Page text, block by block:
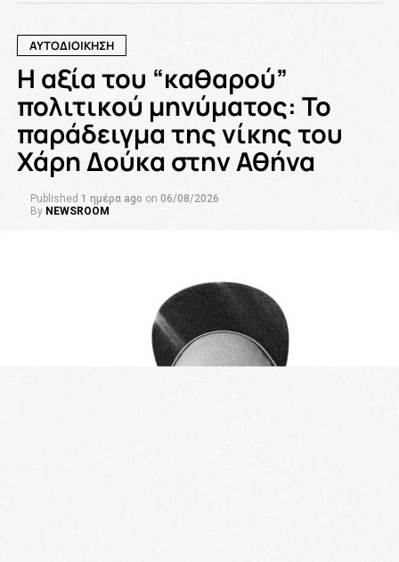
ΑΥΤΟΔΙΟΙΚΗΣΗ
Η αξία του “καθαρού”
πολιτικού μηνύματος: Το
παράδειγμα της νίκης του
Χάρη Δούκα στην Αθήνα
Published 1 ημέρα ago on 06/08/2026
By NEWSROOM